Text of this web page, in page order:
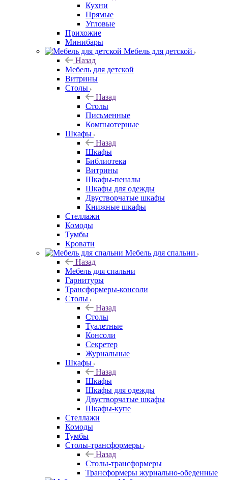
Кухни
Прямые
Угловые
Прихожие
Минибары
Мебель для детской
Назад
Мебель для детской
Витрины
Столы
Назад
Столы
Письменные
Компьютерные
Шкафы
Назад
Шкафы
Библиотека
Витрины
Шкафы-пеналы
Шкафы для одежды
Двустворчатые шкафы
Книжные шкафы
Стеллажи
Комоды
Тумбы
Кровати
Мебель для спальни
Назад
Мебель для спальни
Гарнитуры
Трансформеры-консоли
Столы
Назад
Столы
Туалетные
Консоли
Секретер
Журнальные
Шкафы
Назад
Шкафы
Шкафы для одежды
Двустворчатые шкафы
Шкафы-купе
Стеллажи
Комоды
Тумбы
Столы-трансформеры
Назад
Столы-трансформеры
Трансформеры журнально-обеденные